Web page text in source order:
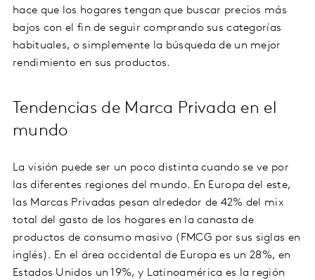
hace que los hogares tengan que buscar precios más
bajos con el fin de seguir comprando sus categorías
habituales, o simplemente la búsqueda de un mejor
rendimiento en sus productos.
Tendencias de Marca Privada en el
mundo
La visión puede ser un poco distinta cuando se ve por
las diferentes regiones del mundo. En Europa del este,
las Marcas Privadas pesan alrededor de 42% del mix
total del gasto de los hogares en la canasta de
productos de consumo masivo (FMCG por sus siglas en
inglés). En el área occidental de Europa es un 28%, en
Estados Unidos un 19%, y Latinoamérica es la región